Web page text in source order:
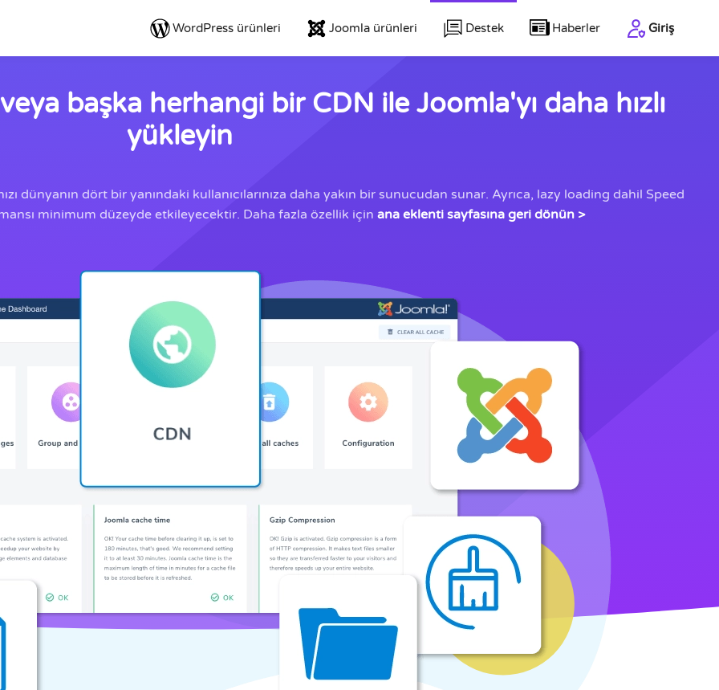
WordPress ürünleri Joomla ürünleri Destek Haberler Giriş
başka herhangi bir CDN ile Joomla'yı daha hızlı
yükleyin
dünyanın dört bir yanındaki kullanıcılarınıza daha yakın bir sunucudan sunar. Ayrıca, lazy loading dahil Speed
minimum düzeyde etkileyecektir. Daha fazla özellik için ana eklenti sayfasına geri dönün >